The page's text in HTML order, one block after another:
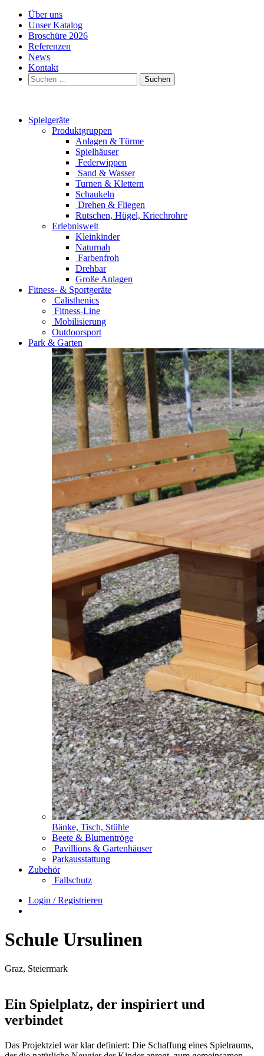
Über uns
Unser Katalog
Broschüre 2026
Referenzen
News
Kontakt
Suchen
nach:
Spielgeräte
Produktgruppen
Anlagen & Türme
Spielhäuser
Federwippen
Sand & Wasser
Turnen & Klettern
Schaukeln
Drehen & Fliegen
Rutschen, Hügel, Kriechrohre
Erlebniswelt
Kleinkinder
Naturnah
Farbenfroh
Drehbar
Große Anlagen
Fitness- & Sportgeräte
Calisthenics
Fitness-Line
Mobilisierung
Outdoorsport
Park & Garten
Bänke, Tisch, Stühle
Beete & Blumentröge
Pavillions & Gartenhäuser
Parkausstattung
Zubehör
Fallschutz
Login / Registrieren
Schule Ursulinen
Graz, Steiermark
Ein Spielplatz, der inspiriert und
verbindet
Das Projektziel war klar definiert: Die Schaffung eines Spielraums,